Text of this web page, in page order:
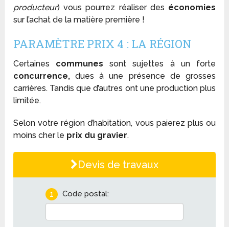
producteur) vous pourrez réaliser des économies
sur l’achat de la matière première !
PARAMÈTRE PRIX 4 : LA RÉGION
Certaines communes sont sujettes à un forte
concurrence, dues à une présence de grosses
carrières. Tandis que d’autres ont une production plus
limitée.
Selon votre région d’habitation, vous paierez plus ou
moins cher le prix du gravier.
Devis de travaux
1 Code postal: